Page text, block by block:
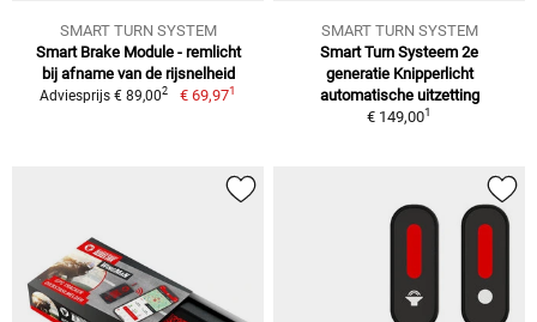
SMART TURN SYSTEM
Smart Brake Module - remlicht
bij afname van de rijsnelheid
Adviesprijs € 89,002 € 69,971
SMART TURN SYSTEM
Smart Turn Systeem 2e
generatie Knipperlicht
automatische uitzetting
€ 149,001